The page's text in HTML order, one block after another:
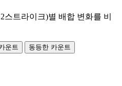
스트라이크)별 배합 변화를 비
운트
동등한 카운트